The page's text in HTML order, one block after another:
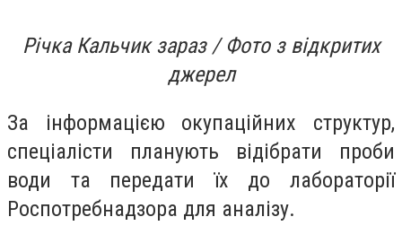
Річка Кальчик зараз / Фото з відкритих
джерел
За інформацією окупаційних структур,
спеціалісти планують відібрати проби
води та передати їх до лабораторії
Роспотребнадзора для аналізу.